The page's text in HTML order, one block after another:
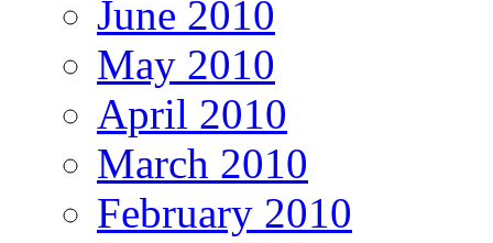
June 2010
May 2010
April 2010
March 2010
February 2010